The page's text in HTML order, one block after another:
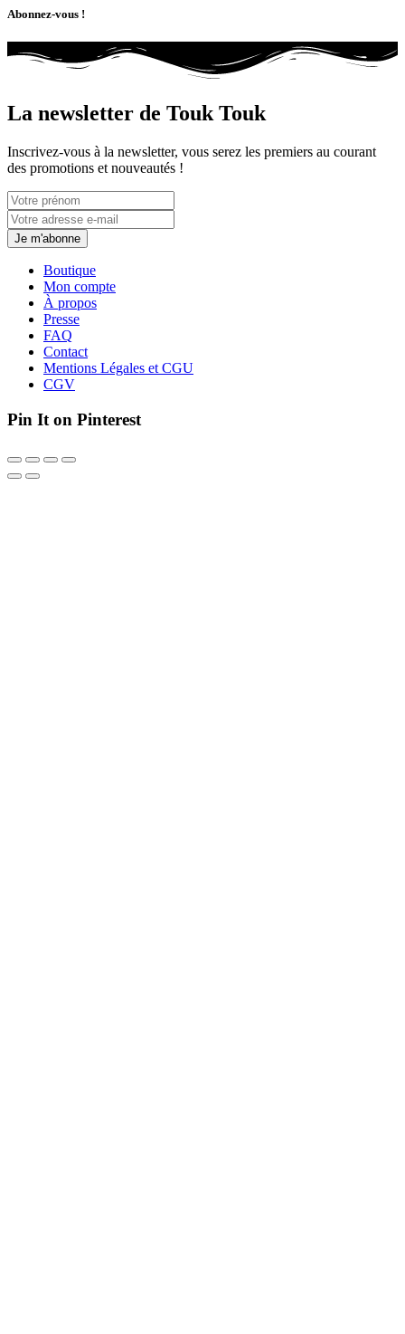
Abonnez-vous !
La newsletter de Touk Touk
Inscrivez-vous à la newsletter, vous serez les premiers au courant
des promotions et nouveautés !
Je m'abonne
Boutique
Mon compte
À propos
Presse
FAQ
Contact
Mentions Légales et CGU
CGV
Pin It on Pinterest